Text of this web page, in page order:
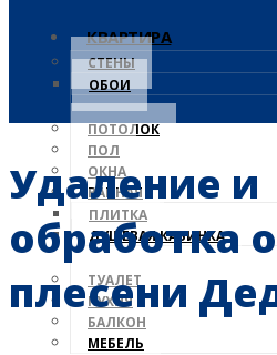
КВАРТИРА
СТЕНЫ
ОБОИ
ПОТОЛОК
ПОЛ
ОКНА
ВАННАЯ
ПЛИТКА
ДУШЕВАЯ КАБИНКА
ТУАЛЕТ
КУХНЯ
БАЛКОН
МЕБЕЛЬ
Удаление и
обработка
плесени